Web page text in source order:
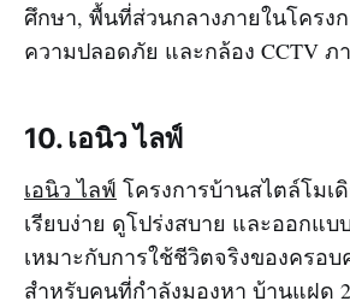
ศึกษา, พื้นที่ส่วนกลางภายในโครง
ความปลอดภัย และกล้อง CCTV ภ
10. เอนิว ไลฟ์
เอนิว ไลฟ์ โครงการบ้านสไตล์โมเ
เรียบง่าย ดูโปร่งสบาย และออกแ
เหมาะกับการใช้ชีวิตจริงของครอบ
สำหรับคนที่กำลังมองหา บ้านแฝด